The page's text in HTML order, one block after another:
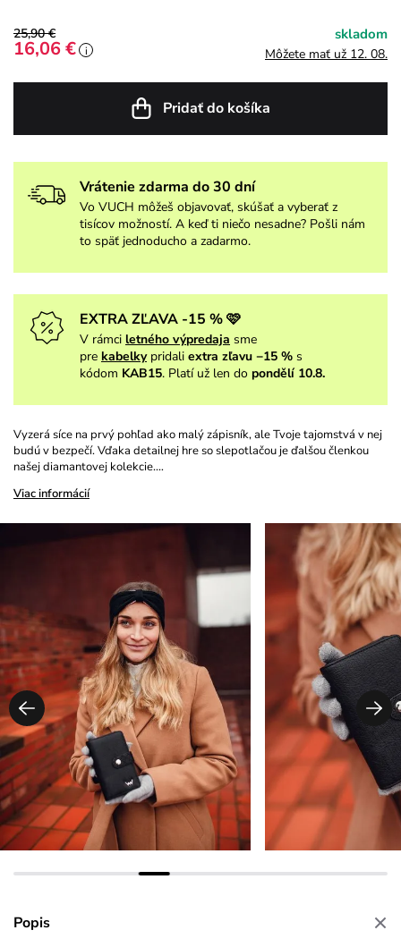
25,90 €
16,06 € i
skladom
Môžete mať už 12. 08.
Pridať do košíka
Vrátenie zdarma do 30 dní
Vo VUCH môžeš objavovať, skúšať a vyberať z
tisícov možností. A keď ti niečo nesadne? Pošli nám
to späť jednoducho a zadarmo.
EXTRA ZĽAVA -15 % 🩷
V rámci letného výpredaja sme
pre kabelky pridali extra zľavu −15 % s
kódom KAB15. Platí už len do pondělí 10.8.
Vyzerá síce na prvý pohľad ako malý zápisník, ale Tvoje tajomstvá v nej
budú v bezpečí. Vďaka detailnej hre so slepotlačou je ďalšou členkou
našej diamantovej kolekcie.…
Viac informácií
Popis